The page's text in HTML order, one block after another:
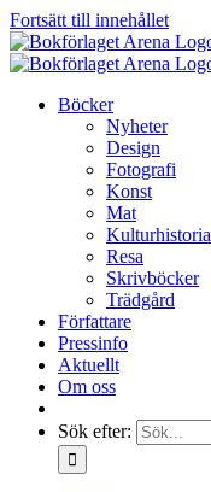
Fortsätt till innehållet
Böcker
Nyheter
Design
Fotografi
Konst
Mat
Kulturhistoria
Resa
Skrivböcker
Trädgård
Författare
Pressinfo
Aktuellt
Om oss
Sök efter: